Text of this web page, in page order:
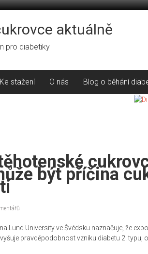
aktuálně
pro diabetiky
Ke stažení O nás Blog o běhání
být příčina
Lund Universityve Švédsku naznačuje, že
pravděpodobnostvzniku diabetu 2. typu